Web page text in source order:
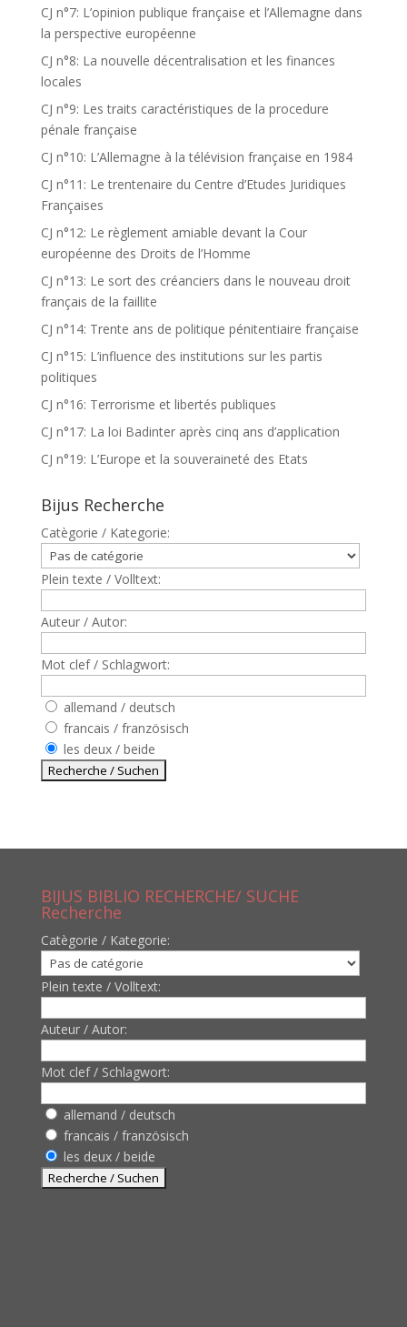
CJ n°7: L’opinion publique française et l’Allemagne dans
la perspective européenne
CJ n°8: La nouvelle décentralisation et les finances
locales
CJ n°9: Les traits caractéristiques de la procedure
pénale française
CJ n°10: L’Allemagne à la télévision française en 1984
CJ n°11: Le trentenaire du Centre d’Etudes Juridiques
Françaises
CJ n°12: Le règlement amiable devant la Cour
européenne des Droits de l’Homme
CJ n°13: Le sort des créanciers dans le nouveau droit
français de la faillite
CJ n°14: Trente ans de politique pénitentiaire française
CJ n°15: L’influence des institutions sur les partis
politiques
CJ n°16: Terrorisme et libertés publiques
CJ n°17: La loi Badinter après cinq ans d’application
CJ n°19: L’Europe et la souveraineté des Etats
Bijus Recherche
Catègorie / Kategorie:
Plein texte / Volltext:
Auteur / Autor:
Mot clef / Schlagwort:
allemand / deutsch
francais / französisch
les deux / beide
BIJUS BIBLIO RECHERCHE/ SUCHE
Recherche
Catègorie / Kategorie:
Plein texte / Volltext:
Auteur / Autor:
Mot clef / Schlagwort:
allemand / deutsch
francais / französisch
les deux / beide